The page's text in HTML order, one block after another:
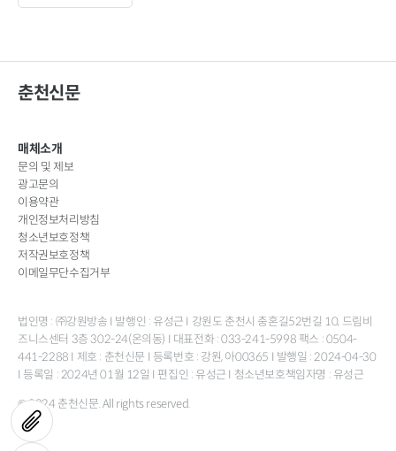
춘천신문
매체소개
문의 및 제보
광고문의
이용약관
개인정보처리방침
청소년보호정책
저작권보호정책
이메일무단수집거부
법인명 : ㈜강원방송 I 발행인 : 유성근 I 강원도 춘천시 충혼길52번길 10, 드림비
즈니스센터 3층 302-24(온의동) I 대표전화 : 033-241-5998 팩스 : 0504-
441-2288 I 제호 : 춘천신문 I 등록번호 : 강원, 아00365 I 발행일 : 2024-04-30
I 등록일 : 2024년 01월 12일 I 편집인 : 유성근 I 청소년보호책임자명 : 유성근
© 2024 춘천신문. All rights reserved.